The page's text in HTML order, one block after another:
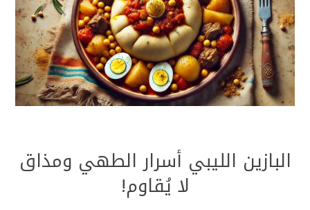
البازين الليبي أسرار الطهي ومذاق
لا يُقاوم!